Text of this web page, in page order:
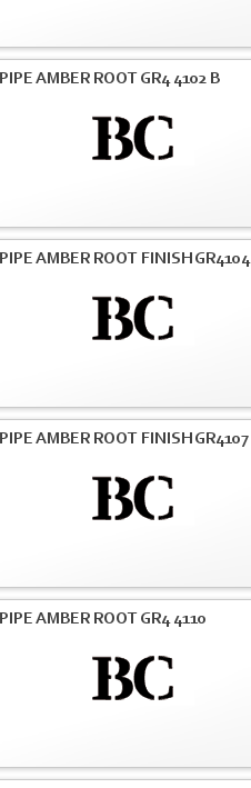
AMBER ROOT GR4 4102 B
AMBER ROOT FINISH GR4104
AMBER ROOT FINISH GR4107
AMBER ROOT GR4 4110